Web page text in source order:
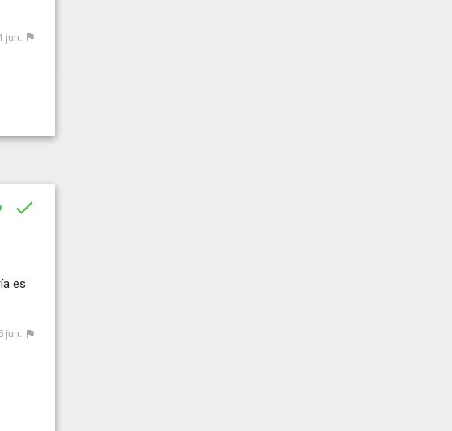
jun.
es
jun.